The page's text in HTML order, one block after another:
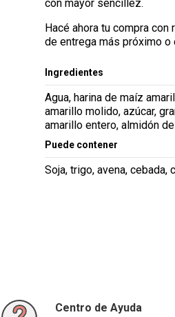
con mayor sencillez.
Hacé ahora tu compra con
de entrega más próximo o
Ingredientes
Agua, harina de maíz
amarillo molido, azúcar,
amarillo entero, almidón
Puede contener
Soja, trigo, avena, cebada,
Centro de Ayuda